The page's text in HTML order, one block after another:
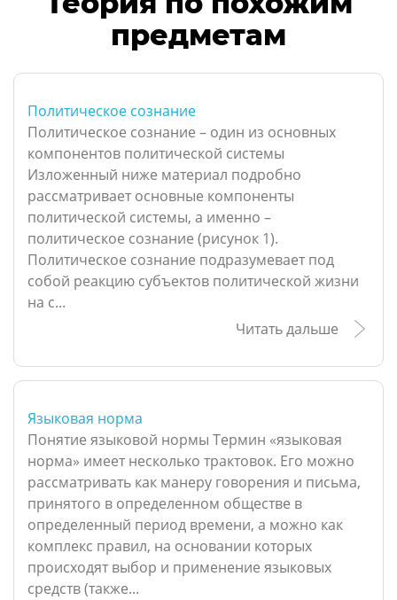
предметам
Политическое сознание
Политическое сознание – один из основных
компонентов политической системы
Изложенный ниже материал подробно
рассматривает основные компоненты
политической системы, а именно –
политическое сознание (рисунок 1).
Политическое сознание подразумевает под
собой реакцию субъектов политической жизни
на с...
Читать дальше
Языковая норма
Понятие языковой нормы Термин «языковая
норма» имеет несколько трактовок. Его можно
рассматривать как манеру говорения и письма,
принятого в определенном обществе в
определенный период времени, а можно как
комплекс правил, на основании которых
происходят выбор и применение языковых
средств (также...